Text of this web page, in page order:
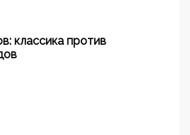
классика против